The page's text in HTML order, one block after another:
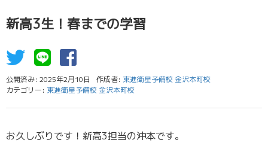
新高3生！春までの学習
公開済み: 2025年2月10日 作成者: 東進衛星予備校 金沢本町校
カテゴリー: 東進衛星予備校 金沢本町校
お久しぶりです！新高3担当の沖本です。